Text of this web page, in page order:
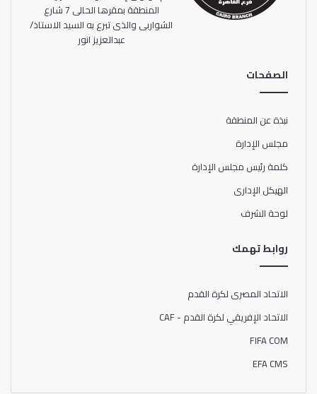
المنطقة بمقرها الحالى 7 شارع
الشواربى والذى تبرع به السيد الاستاذ/
عبدالعزيز انور
الصفحات
نبذة عن المنطقة
مجلس الإدارة
كلمة رئيس مجلس الإدارة
الهيكل الإدارى
لوحة الشرف
روابط تهمك
الاتحاد المصرى لكرة القدم
الاتحاد الإفريقي لكرة القدم - CAF
FIFA COM
EFA CMS